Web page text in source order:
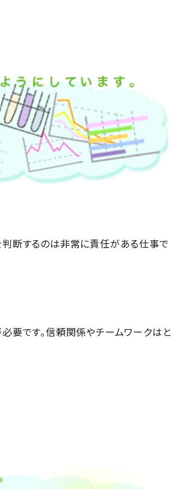
断するのは非常に責任がある仕事で
要です。信頼関係やチームワークはと